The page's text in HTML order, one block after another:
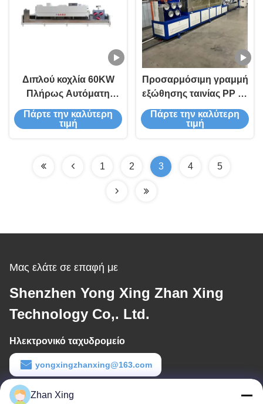
Διπλού κοχλία 60KW
Πλήρως Αυτόματη
Γραμμή Παραγωγής
Ιμάντα PP για
Χωρητικότητας
Πάρτε την καλύτερη
τιμή
Προσαρμόσιμη γραμμή
εξώθησης ταινίας PP με
διπλό κοχλία και ισχύ
60KW για υψηλή
Πάρτε την καλύτερη
τιμή
1 2 3 4 5
Μας ελάτε σε επαφή με
Shenzhen Yong Xing Zhan Xing
Technology Co,. Ltd.
Ηλεκτρονικό ταχυδρομείο
yongxingzhanxing@163.com
Εργασιακό χρόνο
Zhan Xing